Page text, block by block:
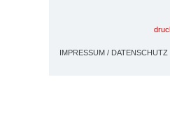
IMPRESSUM / DATENSCHUTZ